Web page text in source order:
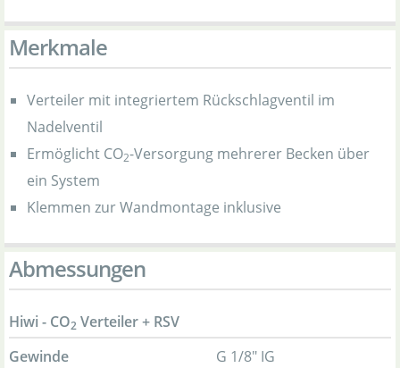
Merkmale
Verteiler mit integriertem Rückschlagventil im
Nadelventil
Ermöglicht CO2-Versorgung mehrerer Becken über
ein System
Klemmen zur Wandmontage inklusive
Abmessungen
Hiwi - CO2 Verteiler + RSV
Gewinde
G 1/8" IG